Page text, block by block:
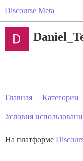
Discourse Meta
Главная Категории
Условия
На платформе